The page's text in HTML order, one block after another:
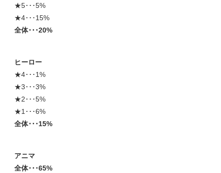
★5･･･5%
★4･･･15%
全体･･･20%
ヒーロー
★4･･･1%
★3･･･3%
★2･･･5%
★1･･･6%
全体･･･15%
アニマ
全体･･･65%